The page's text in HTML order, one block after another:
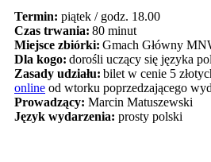
Termin: piątek / godz. 18.00
Czas trwania: 80 minut
Miejsce zbiórki: Gmach Główny
Dla kogo: dorośli uczący się języka
Zasady udziału: bilet w cenie 5
online od wtorku poprzedzającego
Prowadzący: Marcin Matuszewski
Język wydarzenia: prosty polski